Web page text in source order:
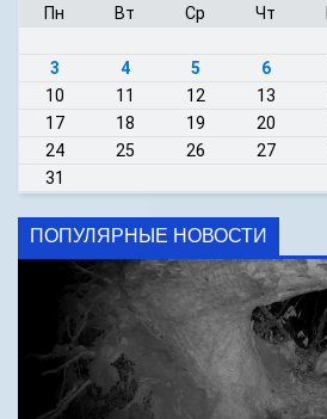
Пн Вт Ср Чт
3
4 5 6
10
11 12 13
17
18 19 20
24
25 26 27
31
ПОПУЛЯРНЫЕ НОВОСТИ